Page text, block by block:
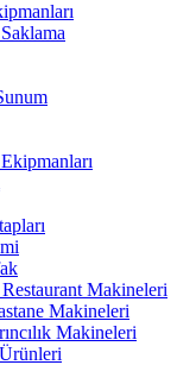
Makineleri
Makineleri
Makineleri